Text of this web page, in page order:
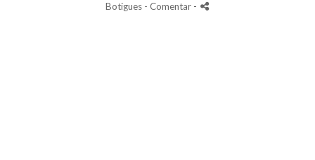
Botigues - Comentar -